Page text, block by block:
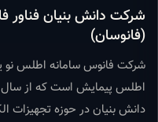
شرکت دانش بنیان فناور
(فانوسان)
شرکت فانوس سامانه اطلس نو
دانش بنیان در حوزه تجهیزات